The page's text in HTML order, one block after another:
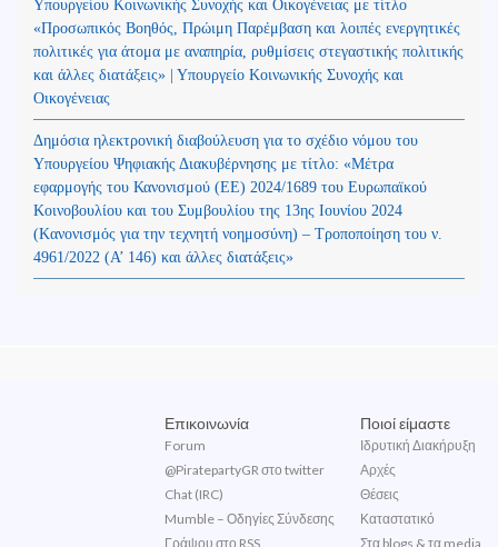
Υπουργείου Κοινωνικής Συνοχής και Οικογένειας με τίτλο
«Προσωπικός Βοηθός, Πρώιμη Παρέμβαση και λοιπές ενεργητικές
πολιτικές για άτομα με αναπηρία, ρυθμίσεις στεγαστικής πολιτικής
και άλλες διατάξεις» | Υπουργείο Κοινωνικής Συνοχής και
Οικογένειας
Δημόσια ηλεκτρονική διαβούλευση για το σχέδιο νόμου του
Υπουργείου Ψηφιακής Διακυβέρνησης με τίτλο: «Μέτρα
εφαρμογής του Κανονισμού (ΕΕ) 2024/1689 του Ευρωπαϊκού
Κοινοβουλίου και του Συμβουλίου της 13ης Ιουνίου 2024
(Kανονισμός για την τεχνητή νοημοσύνη) – Τροποποίηση του ν.
4961/2022 (Α’ 146) και άλλες διατάξεις»
Επικοινωνία
Forum
@PiratepartyGR στο twitter
Chat (IRC)
Mumble – Οδηγίες Σύνδεσης
Γράψου στο RSS
Ποιοί είμαστε
Ιδρυτική Διακήρυξη
Αρχές
Θέσεις
Καταστατικό
Στα blogs & τα media